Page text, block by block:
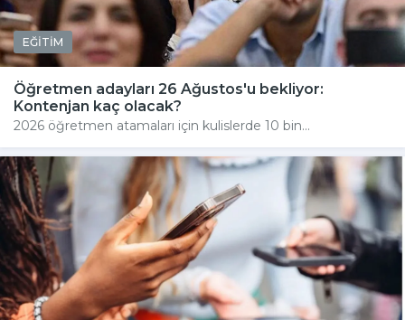
EĞİTİM
Öğretmen adayları 26 Ağustos'u bekliyor:
Kontenjan kaç olacak?
2026 öğretmen atamaları için kulislerde 10 bin...